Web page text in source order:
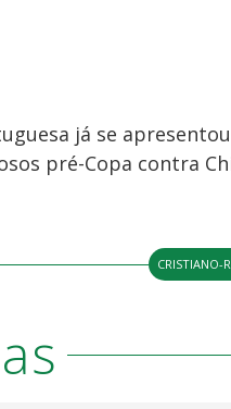
já se
pré-Copa contra
CRISTIANO-